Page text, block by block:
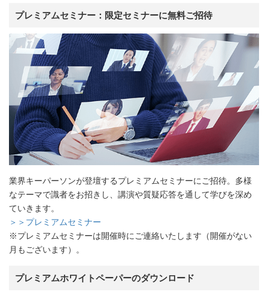
プレミアムセミナー：限定セミナーに無料ご招待
業界キーパーソンが登壇するプレミアムセミナーにご招待。多様
なテーマで識者をお招きし、講演や質疑応答を通して学びを深め
ていきます。
＞＞プレミアムセミナー
※プレミアムセミナーは開催時にご連絡いたします（開催がない
月もございます）。
プレミアムホワイトペーパーのダウンロード